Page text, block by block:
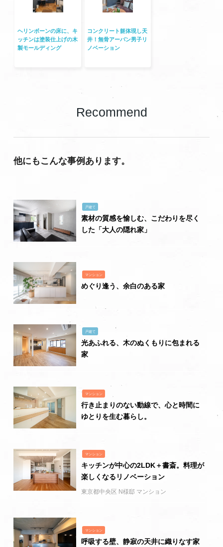
ヘリンボーンの床に、キ
ッチンは塗装仕上げの木
製モールディング
コンクリート躯体現し天
井！無骨アーバン男子リ
ノベーション
Recommend
他にもこんな事例あります。
戸建て
素材の質感を愉しむ、こだわりを尽く
した「大人の隠れ家」
マンション
めぐり逢う、余白のある家
戸建て
光あふれる、木のぬくもりに包まれる
家
マンション
行き止まりのない動線で、心と時間に
ゆとりを生む暮らし。
マンション
キッチンが中心の2LDK＋書斎。料理が
楽しくなるリノベーション
東京都中央区 N様邸 マンション
マンション
呼吸する壁、静寂の天井に織りなす家